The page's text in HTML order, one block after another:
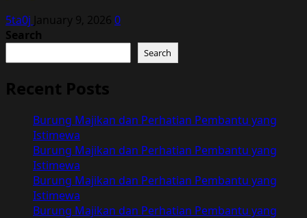
5ta0j January 9, 2026 0
Search
Search
Recent Posts
Burung Majikan dan Perhatian Pembantu yang
Istimewa
Burung Majikan dan Perhatian Pembantu yang
Istimewa
Burung Majikan dan Perhatian Pembantu yang
Istimewa
Burung Majikan dan Perhatian Pembantu yang